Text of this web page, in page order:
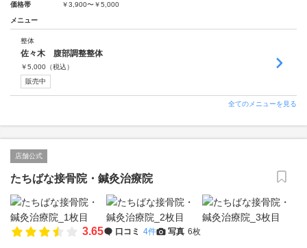
価格帯
￥3,900〜￥5,000
メニュー
整体
佐々木 腹部調整整体
￥5,000 （税込）
販売中
全てのメニューを見る
店舗公式
たちばな接骨院・鍼灸治療院
3.65 口コミ 4件 写真 6枚